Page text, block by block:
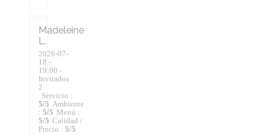
Madeleine
L
2026-07-
18 -
19:00 -
Invitados
2
Servicio :
5/5 Ambiente
: 5/5 Menú :
5/5 Calidad /
Precio : 5/5